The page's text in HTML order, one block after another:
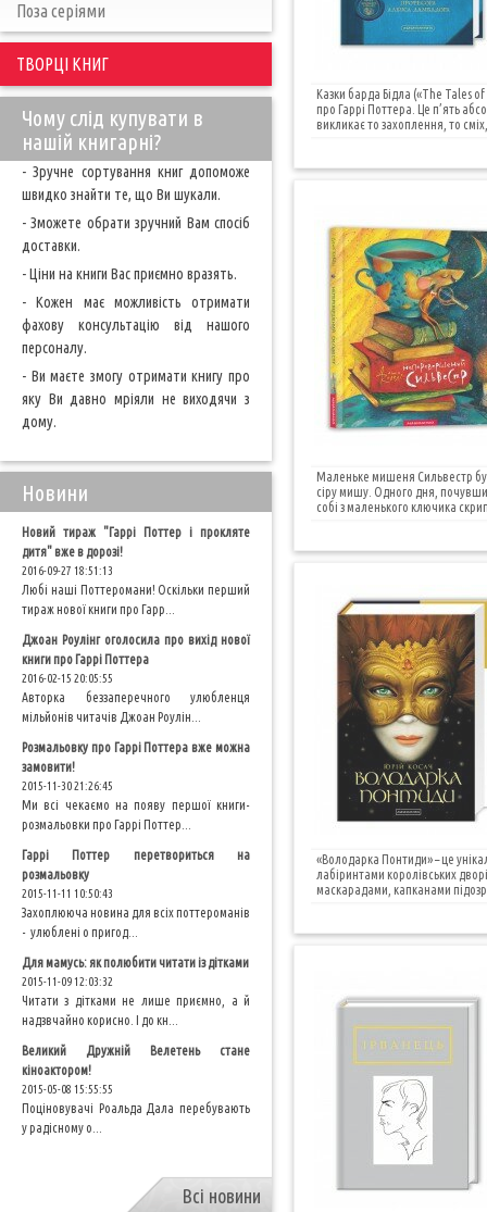
Казки барда Бідла («The Tales
про Гаррі Поттера. Це п’ять
викликає то захоплення, то
Маленьке мишеня Сильвестр
сіру мишу. Одного дня,
собі з маленького ключика
«Володарка Понтиди» – це
лабіринтами королівських
маскарадами, капканами
Поза серіями
ТВОРЦІ КНИГ
Чому слід купувати в
нашій книгарні?
- Зручне сортування книг допоможе
швидко знайти те, що Ви шукали.
- Зможете обрати зручний Вам спосіб
доставки.
- Ціни на книги Вас приємно вразять.
- Кожен має можливість отримати
фахову консультацію від нашого
персоналу.
- Ви маєте змогу отримати книгу про
яку Ви давно мріяли не виходячи з
дому.
Новини
Новий тираж "Гаррі Поттер і прокляте
дитя" вже в дорозі!
2016-09-27 18:51:13
Любі наші Поттеромани! Оскільки перший
тираж нової книги про Гарр...
Джоан Роулінг оголосила про вихід нової
книги про Гаррі Поттера
2016-02-15 20:05:55
Авторка беззаперечного улюбленця
мільйонів читачів Джоан Роулін...
Розмальовку про Гаррі Поттера вже можна
замовити!
2015-11-30 21:26:45
Ми всі чекаємо на появу першої книги-
розмальовки про Гаррі Поттер...
Гаррі Поттер перетвориться на
розмальовку
2015-11-11 10:50:43
Захоплююча новина для всіх поттероманів
- улюблені о пригод...
Для мамусь: як полюбити читати із дітками
2015-11-09 12:03:32
Читати з дітками не лише приємно, а й
надзвчайно корисно. І до кн...
Великий Дружній Велетень стане
кіноактором!
2015-05-08 15:55:55
Поціновувачі Роальда Дала перебувають
у радісному о...
Всі новини